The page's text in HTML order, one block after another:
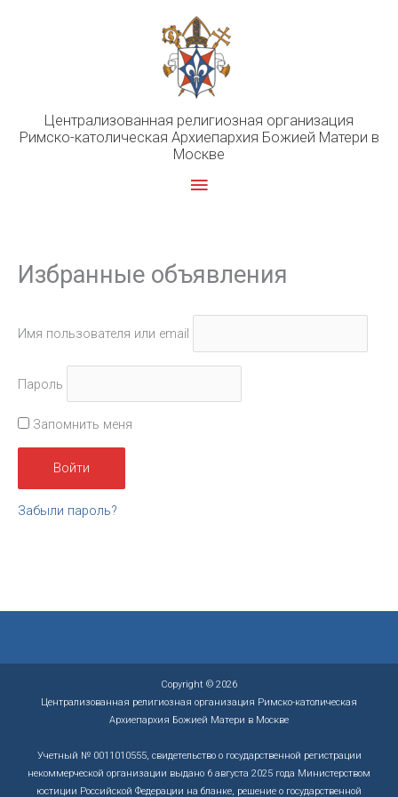
Централизованная религиозная организация
Римско-католическая Архиепархия Божией Матери в
Москве
Главное
Избранные объявления
Имя пользователя или email
Пароль
Запомнить меня
Забыли пароль?
Copyright © 2026
Централизованная религиозная организация Римско-католическая
Архиепархия Божией Матери в Москве
Учетный № 0011010555, свидетельство о государственной регистрации
некоммерческой организации выдано 6 августа 2025 года Министерством
юстиции Российской Федерации на бланке, решение о государственной